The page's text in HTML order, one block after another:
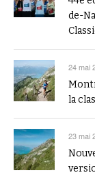
de-
24 mai
la
23 mai